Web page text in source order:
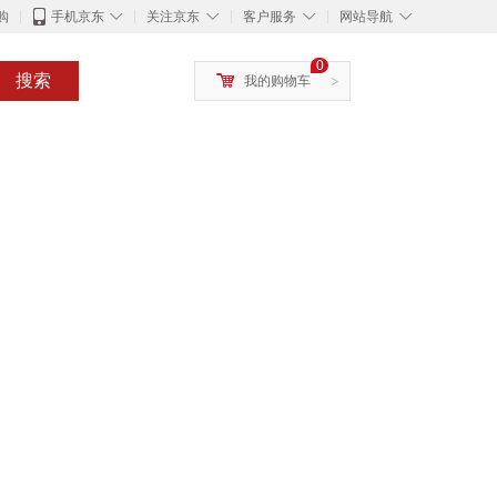
◇
手机京东 ◇
关注京东 ◇
客户服务 ◇
网站导航
搜索 >
0
我的购物车